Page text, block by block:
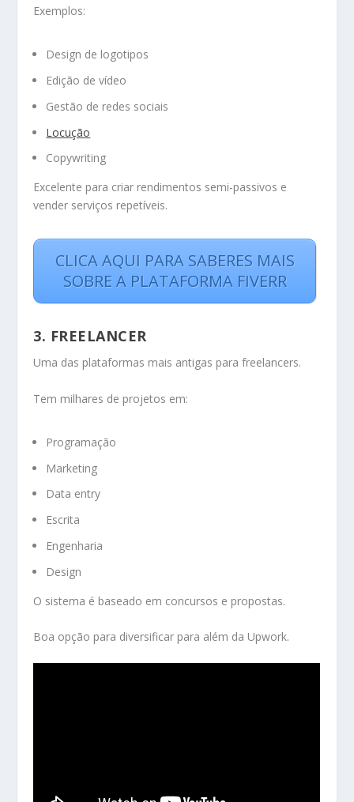
Exemplos:
Design de logotipos
Edição de vídeo
Gestão de redes sociais
Locução
Copywriting
Excelente para criar rendimentos semi-passivos e
vender serviços repetíveis.
CLICA AQUI PARA SABERES MAIS
SOBRE A PLATAFORMA FIVERR
3. FREELANCER
Uma das plataformas mais antigas para freelancers.
Tem milhares de projetos em:
Programação
Marketing
Data entry
Escrita
Engenharia
Design
O sistema é baseado em concursos e propostas.
Boa opção para diversificar para além da Upwork.